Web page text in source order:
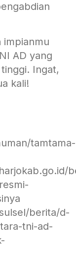
impianmu
AD yang
Ingat,
kali!
tamtama-
berita/d-
tni-ad-